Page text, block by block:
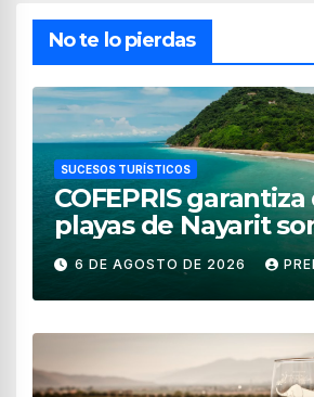
No te lo pierdas
SUCESOS TURÍSTICOS
COFEPRIS
playas de Nayarit
para uso recreativo
6 DE AGOSTO DE 2026